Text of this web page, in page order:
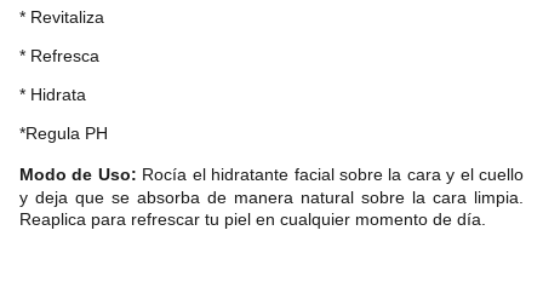
* Revitaliza
* Refresca
* Hidrata
*Regula PH
Modo de Uso: Rocía el hidratante facial sobre la cara y el cuello
y deja que se absorba de manera natural sobre la cara limpia.
Reaplica para refrescar tu piel en cualquier momento de día.